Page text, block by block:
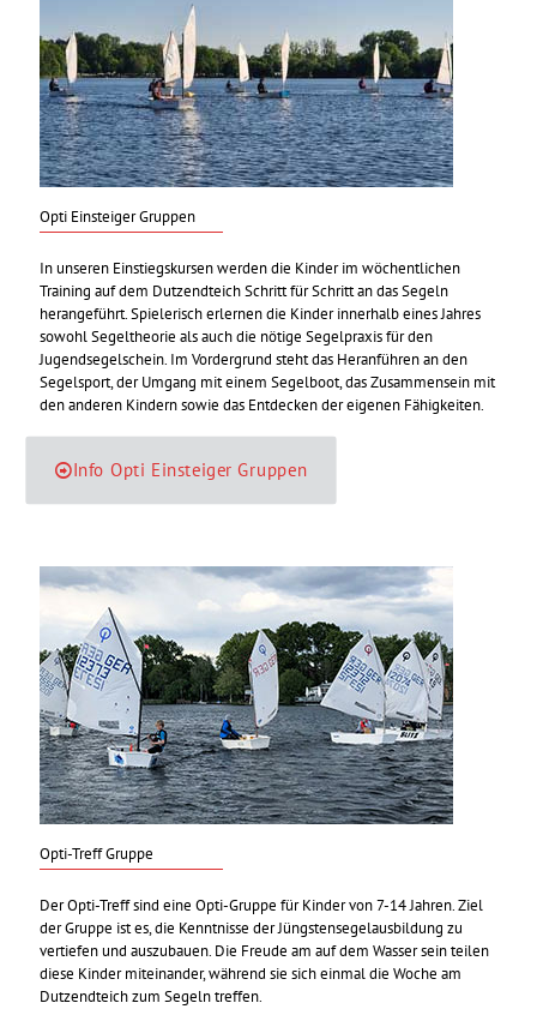
Opti Einsteiger Gruppen
In unseren Einstiegskursen werden die Kinder im wöchentlichen
Training auf dem Dutzendteich Schritt für Schritt an das Segeln
herangeführt. Spielerisch erlernen die Kinder innerhalb eines Jahres
sowohl Segeltheorie als auch die nötige Segelpraxis für den
Jugendsegelschein. Im Vordergrund steht das Heranführen an den
Segelsport, der Umgang mit einem Segelboot, das Zusammensein mit
den anderen Kindern sowie das Entdecken der eigenen Fähigkeiten.
Info Opti Einsteiger Gruppen
Opti-Treff Gruppe
Der Opti-Treff sind eine Opti-Gruppe für Kinder von 7-14 Jahren. Ziel
der Gruppe ist es, die Kenntnisse der Jüngstensegelausbildung zu
vertiefen und auszubauen. Die Freude am auf dem Wasser sein teilen
diese Kinder miteinander, während sie sich einmal die Woche am
Dutzendteich zum Segeln treffen.